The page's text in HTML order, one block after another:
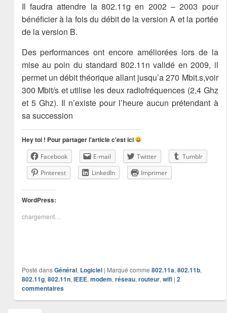
Il faudra attendre la 802.11g en 2002 – 2003 pour
bénéficier à la fois du débit de la version A et la portée
de la version B.
Des performances ont encore améliorées lors de la
mise au poin du standard 802.11n validé en 2009, il
permet un débit théorique allant jusqu’a 270 Mbit.s,voir
300 Mbit/s et utilise les deux radiofréquences (2,4 Ghz
et 5 Ghz). Il n’existe pour l’heure aucun prétendant à
sa succession
Hey toi ! Pour partager l'article c'est ici
Facebook E-mail Twitter
Tumblr
Pinterest
LinkedIn Imprimer
WordPress:
chargement…
Posté dans Général, Logiciel | Marqué comme 802.11a, 802.11b,
802.11g, 802.11n, IEEE, modem, réseau, routeur, wifi | 2
commentaires